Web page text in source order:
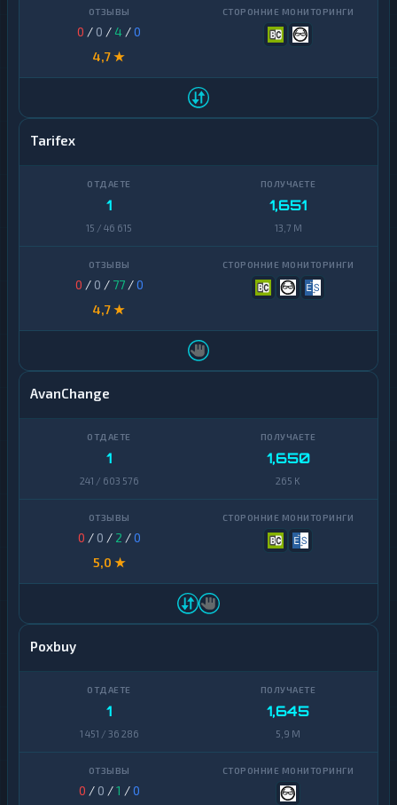
0 / 0 / 4 /0
4,7 ★
Tarifex
1
15 / 46 615
1,651
13,7 M
0 / 0 / 77/0
4,7 ★
AvanChange
1
241 / 603 576
1,650
265 K
0 / 0 / 2 /0
5,0 ★
Poxbuy
1
1 451 / 36 286
1,645
5,9 M
0 / 0 /1 /0